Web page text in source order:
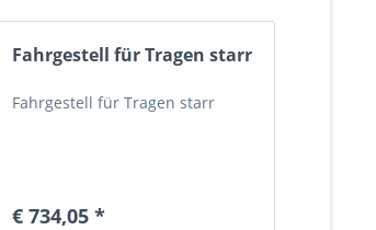
Fahrgestell für Tragen starr
Fahrgestell für Tragen starr
€ 734,05 *